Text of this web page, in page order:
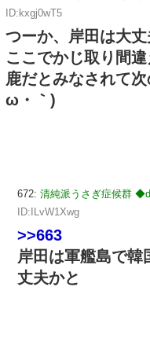
ID:kxgj0wT5
つーか、岸田は大丈
ここでかじ取り間
鹿だとみなされて
ω・｀)
672: 清純派うさぎ症候群
ID:ILvW1Xwg
>>663
岸田は軍艦島で韓
丈夫かと